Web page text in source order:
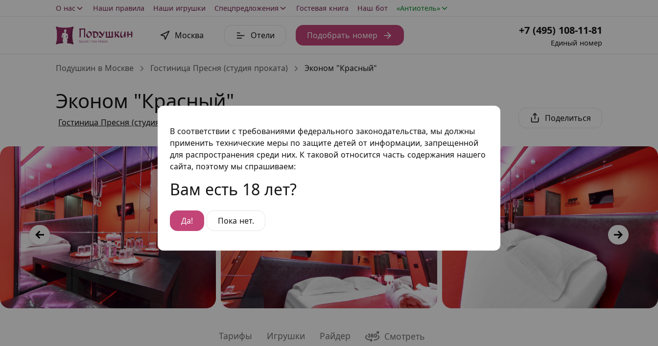
В соответствии с требованиями федерального законодательства, мы должны
применить технические меры по защите детей от информации, запрещенной
для распространения среди них. К таковой относится часть содержания нашего
сайта, поэтому мы спрашиваем:
Вам есть 18 лет?
Да! Пока нет.
О нас Наши правила Наши игрушки Спецпредложения Гостевая книга Наш бот «Антиотель»
Москва Отели Подобрать номер +7 (495) 108-11-81
Единый номер
Подушкин в Москве Гостиница Пресня (студия проката) Эконом "Красный"
Эконом "Красный"
Гостиница Пресня (студия проката) Поделиться
Тарифы Игрушки Райдер Смотреть